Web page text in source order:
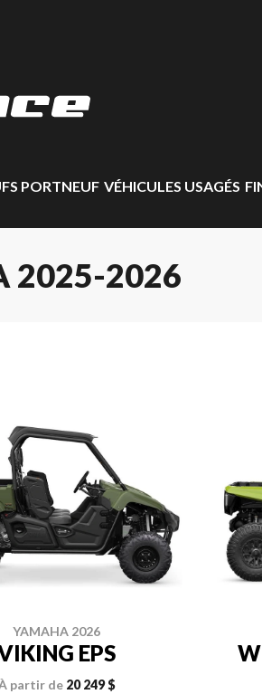
PORTNEUF VÉHICULES USAGÉS
2025-2026
YAMAHA 2026
EPS
partir de 20 249 $